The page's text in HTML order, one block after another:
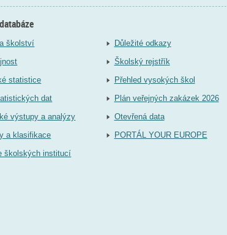
školství
statistice
dat
výstupy a analýzy
a klasifikace
školských institucí
Důležité odkazy
Školský rejstřík
Přehled vysokých škol
Plán veřejných zakázek 2026
Otevřená data
PORTÁL YOUR EUROPE